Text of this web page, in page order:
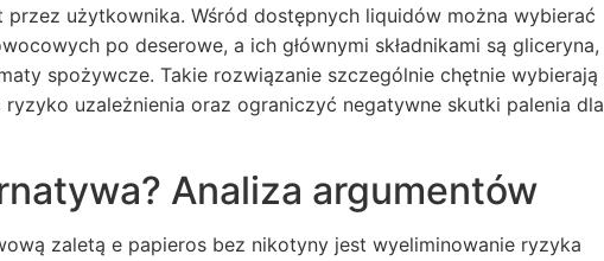
użytkownika. Wśród dostępnych liquidów można wybierać
po deserowe, a ich głównymi składnikami są gliceryna,
spożywcze. Takie rozwiązanie szczególnie chętnie wybierają
uzależnienia oraz ograniczyć negatywne skutki palenia dla
Analiza argumentów
zaletą e papieros bez nikotyny jest wyeliminowanie ryzyka